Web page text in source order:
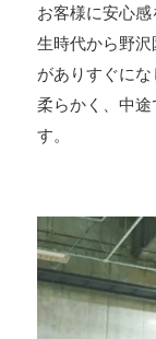
お客様に安心
生時代から野
がありすぐに
柔らかく、中
す。